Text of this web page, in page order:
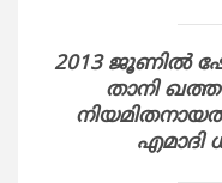
2013 ജൂണില്‍
താനി
എമാദി